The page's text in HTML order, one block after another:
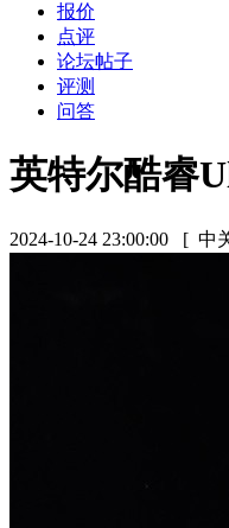
报价
点评
论坛帖子
评测
问答
英特尔酷睿
2024-10-24 23:00:00 [ 中